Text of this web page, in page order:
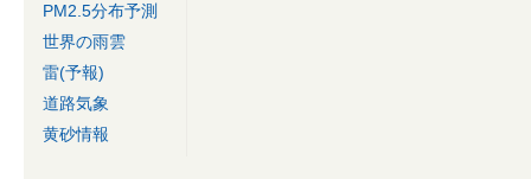
PM2.5分布予測
世界の雨雲
雷(予報)
道路気象
黄砂情報